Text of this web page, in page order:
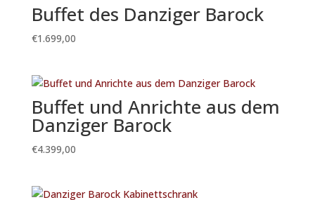
Buffet des Danziger Barock
€1.699,00
Buffet und Anrichte aus dem
Danziger Barock
€4.399,00